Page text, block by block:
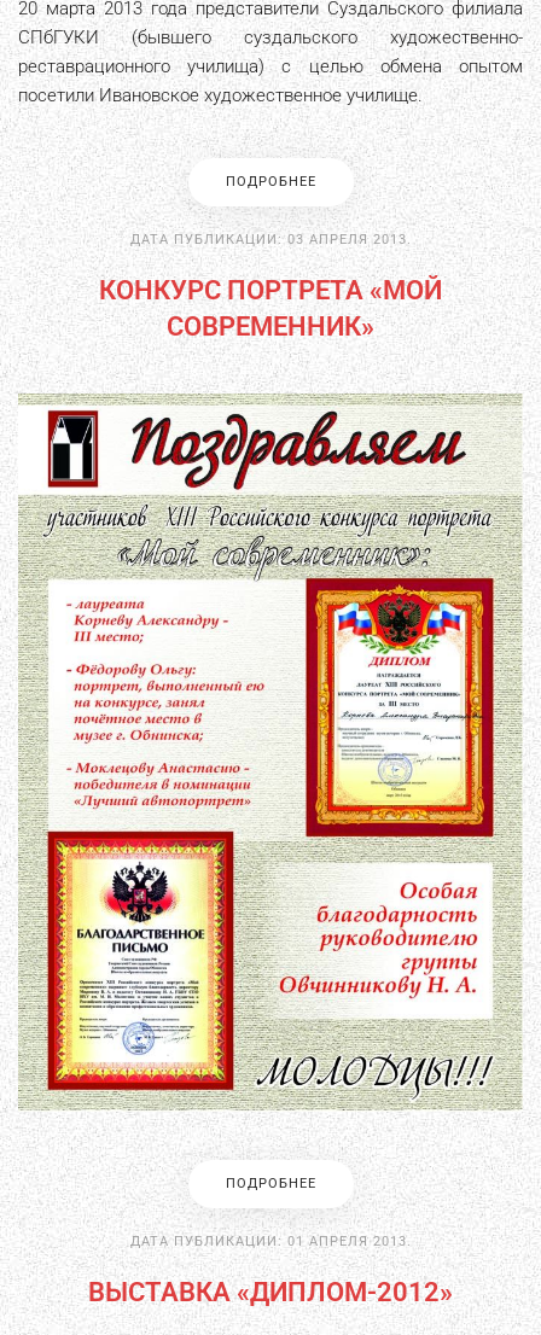
20 марта 2013 года представители Суздальского филиала
СПбГУКИ (бывшего суздальского художественно-
реставрационного училища) с целью обмена опытом
посетили Ивановское художественное училище.
ПОДРОБНЕЕ
ДАТА ПУБЛИКАЦИИ:03 АПРЕЛЯ 2013.
КОНКУРС ПОРТРЕТА «МОЙ
СОВРЕМЕННИК»
ПОДРОБНЕЕ
ДАТА ПУБЛИКАЦИИ: 01 АПРЕЛЯ 2013.
ВЫСТАВКА «ДИПЛОМ-2012»